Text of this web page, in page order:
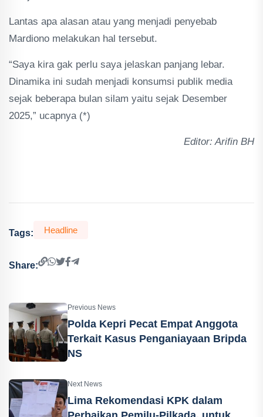
Lantas apa alasan atau yang menjadi penyebab
Mardiono melakukan hal tersebut.
“Saya kira gak perlu saya jelaskan panjang lebar.
Dinamika ini sudah menjadi konsumsi publik media
sejak beberapa bulan silam yaitu sejak Desember
2025,” ucapnya (*)
Editor: Arifin BH
Tags: Headline
Share:
Previous News
Polda Kepri Pecat Empat Anggota
Terkait Kasus Penganiayaan Bripda
NS
Next News
Lima Rekomendasi KPK dalam